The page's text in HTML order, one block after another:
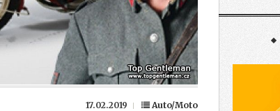
17.02.2019 Auto/Moto